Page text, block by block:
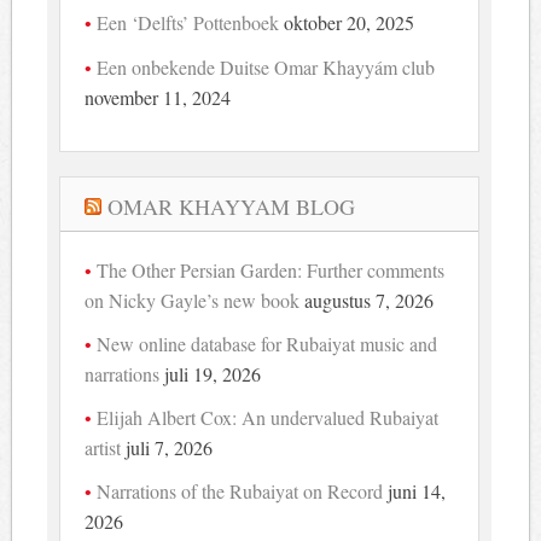
Een ‘Delfts’ Pottenboek oktober 20, 2025
Een onbekende Duitse Omar Khayyám club
november 11, 2024
OMAR KHAYYAM BLOG
The Other Persian Garden: Further comments
on Nicky Gayle’s new book augustus 7, 2026
New online database for Rubaiyat music and
narrations juli 19, 2026
Elijah Albert Cox: An undervalued Rubaiyat
artist juli 7, 2026
Narrations of the Rubaiyat on Record juni 14,
2026